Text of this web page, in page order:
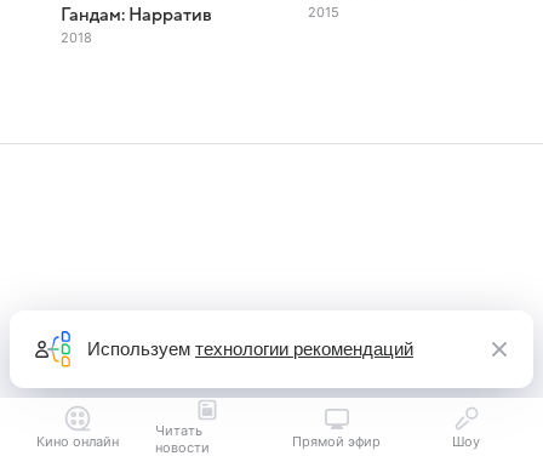
Гандам: Нарратив
2018
2015
Кино онлайн
Читать
новости
Прямой эфир Шоу
Используем технологии рекомендаций